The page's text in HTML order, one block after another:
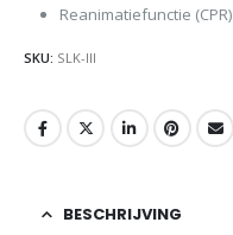
Reanimatiefunctie (CPR)
SKU: SLK-III
BESCHRIJVING